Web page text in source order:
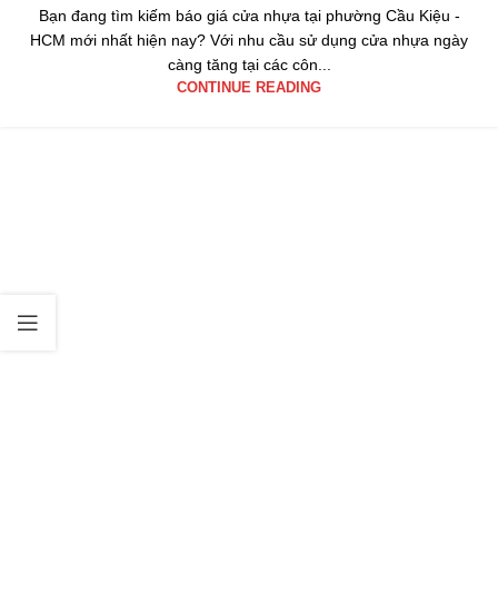
Bạn đang tìm kiếm báo giá cửa nhựa tại phường Cầu Kiệu -
HCM mới nhất hiện nay? Với nhu cầu sử dụng cửa nhựa ngày
càng tăng tại các côn...
CONTINUE READING